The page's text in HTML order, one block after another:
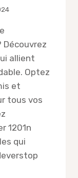
allient
Optez
et
tous vos
1201n
qui